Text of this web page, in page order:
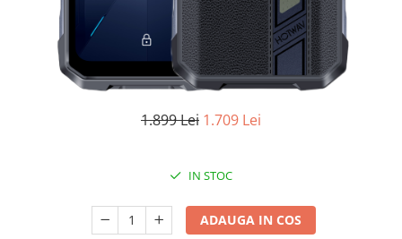
Blender
Aparate de Cafea
Aspiratoare Verticale
Roboți Curătenie
Roboți Aspirator
1.899 Lei 1.709 Lei
IN STOC
ADAUGA IN COS